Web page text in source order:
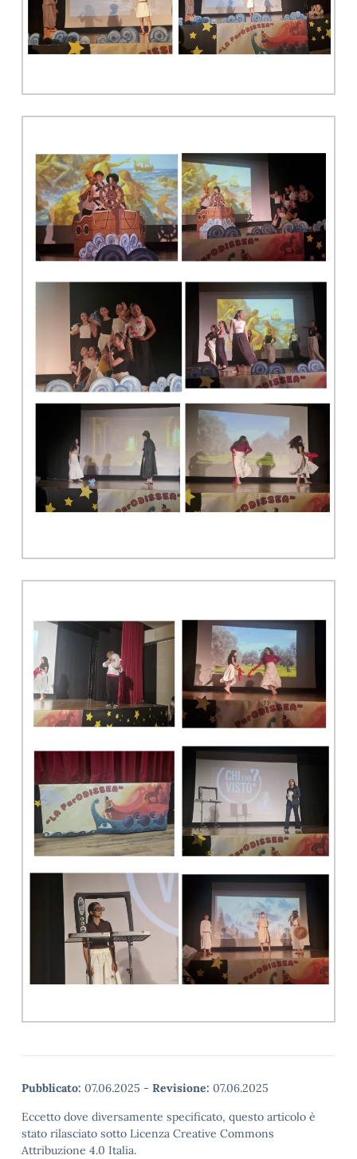
Pubblicato: 07.06.2025 - Revisione: 07.06.2025
Eccetto dove diversamente specificato, questo articolo è
stato rilasciato sotto Licenza Creative Commons
Attribuzione 4.0 Italia.